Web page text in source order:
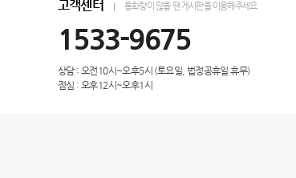
고객센터 통화량이 많을 땐 게시판을 이용해주세요
1533-9675
상담 : 오전10시~오후5시 (토요일, 법정공휴일 휴무)
점심 : 오후12시~오후1시